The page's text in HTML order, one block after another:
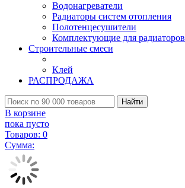
Водонагреватели
Радиаторы систем отопления
Полотенцесушители
Комплектующие для радиаторов
Строительные смеси
Клей
РАСПРОДАЖА
Найти
В корзине
пока пусто
Товаров: 0
Сумма: